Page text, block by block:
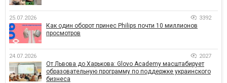
25.07.2026 3392
Как один оборот принес Philips почти 10 миллионов
просмотров
24.07.2026 2027
От Львова до Харькова: Glovo Academy масштабирует
образовательную программу по поддержке украинского
бизнеса